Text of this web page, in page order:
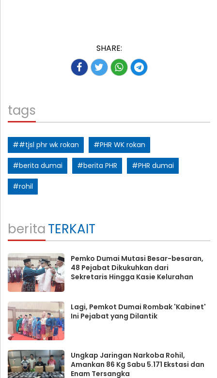
SHARE:
tags
##tjsl phr wk rokan #PHR WK rokan
#berita dumai #berita PHR #PHR dumai
#rohil
beritaTERKAIT
Pemko Dumai Mutasi Besar-besaran,
48 Pejabat Dikukuhkan dari
Sekretaris Hingga Kasie Kelurahan
Lagi, Pemkot Dumai Rombak 'Kabinet'
Ini Pejabat yang Dilantik
Ungkap Jaringan Narkoba Rohil,
Amankan 86 Kg Sabu 5.171 Ekstasi dan
Enam Tersangka